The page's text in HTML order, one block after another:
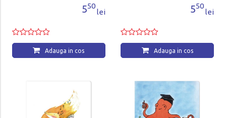
550
lei
Adauga in cos
550
lei
Adauga in cos